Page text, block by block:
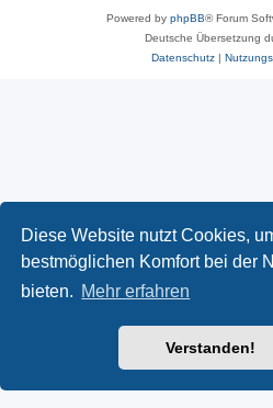
Diese Website nutzt Cookies,
bestmöglichen Komfort bei der
bieten. Mehr erfahren
Verstanden!
Powered by phpBB® Forum
Deutsche Übersetzung
Datenschutz|